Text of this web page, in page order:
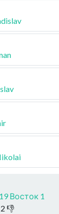
Восток 1
2 👎